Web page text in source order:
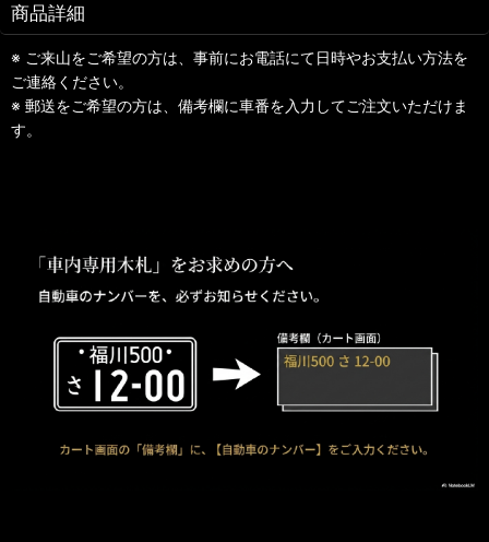
商品詳細
※ ご来山をご希望の方は、事前にお電話にて日時やお支払い方法を
ご連絡ください。
※ 郵送をご希望の方は、備考欄に車番を入力してご注文いただけま
す。